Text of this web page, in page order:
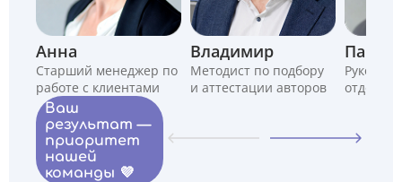
Анна
Старший менеджер по
работе с клиентами
Владимир
Методист по подбору
и аттестации авторов
Павел
отдела
Ваш
результат —
приоритет
нашей
команды 💜